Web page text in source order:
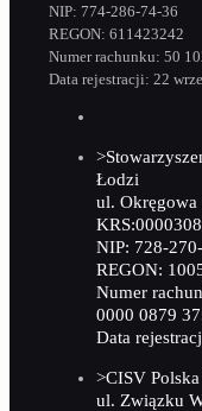
NIP: 774-286-74-36
REGON: 611423242
Numer rachunku: 50
Data rejestracji: 22
Łodzi
ul.
NIP: 728-
REGON:
Numer
0000 0879
Data
>CISV
ul. Związku